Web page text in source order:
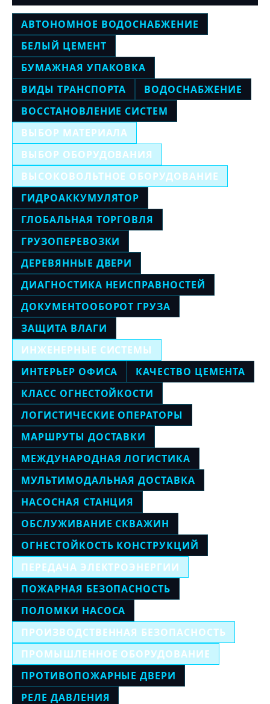
АВТОНОМНОЕ ВОДОСНАБЖЕНИЕ
БЕЛЫЙ ЦЕМЕНТ
БУМАЖНАЯ УПАКОВКА
ВИДЫ ТРАНСПОРТА
ВОДОСНАБЖЕНИЕ
ВОССТАНОВЛЕНИЕ СИСТЕМ
ВЫБОР МАТЕРИАЛА
ВЫБОР ОБОРУДОВАНИЯ
ВЫСОКОВОЛЬТНОЕ ОБОРУДОВАНИЕ
ГИДРОАККУМУЛЯТОР
ГЛОБАЛЬНАЯ ТОРГОВЛЯ
ГРУЗОПЕРЕВОЗКИ
ДЕРЕВЯННЫЕ ДВЕРИ
ДИАГНОСТИКА НЕИСПРАВНОСТЕЙ
ДОКУМЕНТООБОРОТ ГРУЗА
ЗАЩИТА ВЛАГИ
ИНЖЕНЕРНЫЕ СИСТЕМЫ
ИНТЕРЬЕР ОФИСА
КАЧЕСТВО ЦЕМЕНТА
КЛАСС ОГНЕСТОЙКОСТИ
ЛОГИСТИЧЕСКИЕ ОПЕРАТОРЫ
МАРШРУТЫ ДОСТАВКИ
МЕЖДУНАРОДНАЯ ЛОГИСТИКА
МУЛЬТИМОДАЛЬНАЯ ДОСТАВКА
НАСОСНАЯ СТАНЦИЯ
ОБСЛУЖИВАНИЕ СКВАЖИН
ОГНЕСТОЙКОСТЬ КОНСТРУКЦИЙ
ПЕРЕДАЧА ЭЛЕКТРОЭНЕРГИИ
ПОЖАРНАЯ БЕЗОПАСНОСТЬ
ПОЛОМКИ НАСОСА
ПРОИЗВОДСТВЕННАЯ БЕЗОПАСНОСТЬ
ПРОМЫШЛЕННОЕ ОБОРУДОВАНИЕ
ПРОТИВОПОЖАРНЫЕ ДВЕРИ
РЕЛЕ ДАВЛЕНИЯ